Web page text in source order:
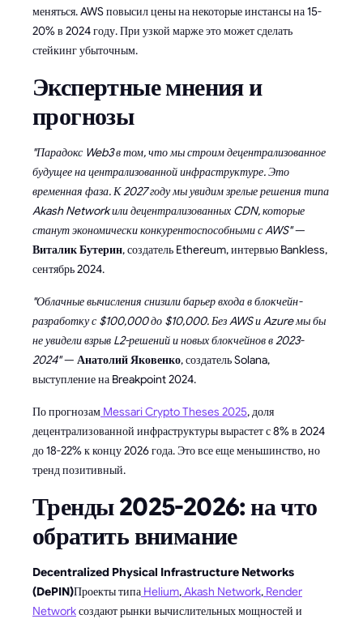
меняться. AWS повысил цены на некоторые инстансы на 15-
20% в 2024 году. При узкой марже это может сделать
стейкинг убыточным.
Экспертные мнения и
прогнозы
"Парадокс Web3 в том, что мы строим децентрализованное
будущее на централизованной инфраструктуре. Это
временная фаза. К 2027 году мы увидим зрелые решения типа
Akash Network или децентрализованных CDN, которые
станут экономически конкурентоспособными с AWS"—
Виталик Бутерин, создатель Ethereum, интервью Bankless,
сентябрь 2024.
"Облачные вычисления снизили барьер входа в блокчейн-
разработку с $100,000 до $10,000. Без AWS и Azure мы бы
не увидели взрыв L2-решений и новых блокчейнов в 2023-
2024"— Анатолий Яковенко, создатель Solana,
выступление на Breakpoint 2024.
По прогнозам Messari Crypto Theses 2025, доля
децентрализованной инфраструктуры вырастет с 8% в 2024
до 18-22% к концу 2026 года. Это все еще меньшинство, но
тренд позитивный.
Тренды 2025-2026: на что
обратить внимание
Decentralized Physical Infrastructure Networks
(DePIN)Проекты типа Helium,Akash Network, Render
Networkсоздают рынки вычислительных мощностей и